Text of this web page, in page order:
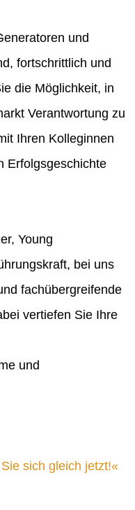
und
fortschrittlich und
die Möglichkeit, in
Verantwortung zu
Ihren Kolleginnen
Erfolgsgeschichte
Young
bei uns
fachübergreifende
vertiefen Sie Ihre
und
sich gleich jetzt!